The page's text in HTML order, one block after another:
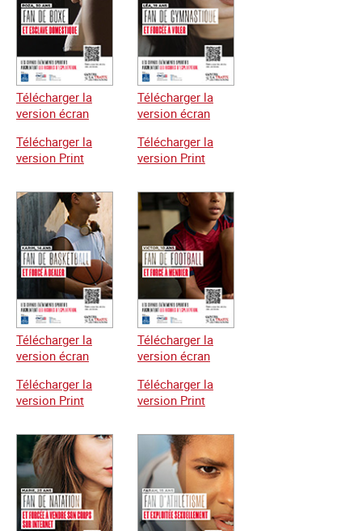
Télécharger la
version écran
Télécharger la
version Print
Télécharger la
version écran
Télécharger la
version Print
Télécharger la
version écran
Télécharger la
version Print
Télécharger la
version écran
Télécharger la
version Print